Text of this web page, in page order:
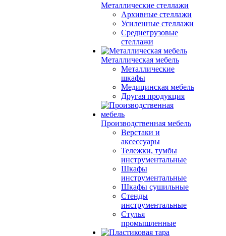
Металлические стеллажи
Архивные стеллажи
Усиленные стеллажи
Среднегрузовые
стеллажи
Металлическая мебель
Металлические
шкафы
Медицинская мебель
Другая продукция
Производственная мебель
Верстаки и
аксессуары
Тележки, тумбы
инструментальные
Шкафы
инструментальные
Шкафы сушильные
Стенды
инструментальные
Cтулья
промышленные